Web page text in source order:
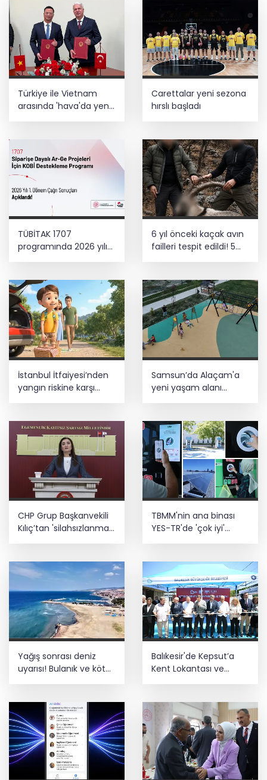
Türkiye ile Vietnam
arasında 'hava'da yeni
Carettalar yeni sezona
hırslı başladı
TÜBİTAK 1707
programında 2026 yılı
ilk dönem sonuçları
6 yıl önceki kaçak avın
failleri tespit edildi! 5
yaban keçisi için ceza
İstanbul İtfaiyesi’nden
yangın riskine karşı
Samsun’da Alaçam'a
yeni yaşam alanı
CHP Grup Başkanvekili
Kılıç’tan 'silahsızlanma'
TBMM'nin ana binası
YES-TR'de 'çok iyi'
Yağış sonrası deniz
uyarısı! Bulanık ve kötü
kokulu suda yüzmeyin
Balıkesir'de Kepsut’a
Kent Lokantası ve
altyapı desteği